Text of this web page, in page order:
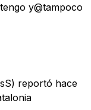
y@tampoco
reportó hace